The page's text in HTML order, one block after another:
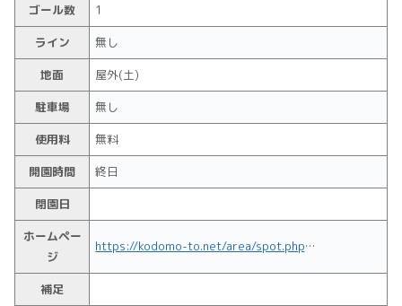
ゴール数
1
ライン
無し
地面
屋外(土)
駐車場
無し
使用料
無料
開園時間
終日
閉園日
ホームペー
ジ
https://kodomo-to.net/area/spot.php?name=1882
補足